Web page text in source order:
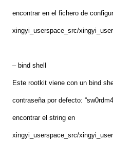
encontrar en el fichero de
xingyi_userspace_src/
– bind shell
Este rootkit viene con un bind
contraseña por defecto:
encontrar el string en
xingyi_userspace_src/